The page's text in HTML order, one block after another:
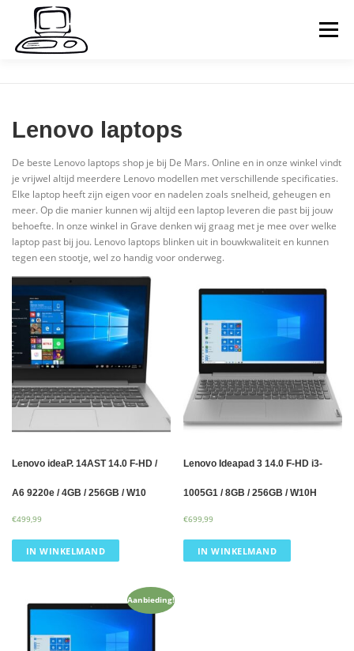
inhoud
springen
Menu
COMPUTERHULP OP AFSTAND WEBSHOP
WINKELMAND
Lenovo laptops
De beste Lenovo laptops shop je bij De Mars. Online en in onze winkel vindt
je vrijwel altijd meerdere Lenovo modellen met verschillende specificaties.
Elke laptop heeft zijn eigen voor en nadelen zoals snelheid, geheugen en
meer. Op die manier kunnen wij altijd een laptop leveren die past bij jouw
behoefte. In onze winkel in Grave denken wij graag met je mee over welke
laptop past bij jou. Lenovo laptops blinken uit in bouwkwaliteit en kunnen
tegen een stootje, wel zo handig voor onderweg.
Lenovo ideaP. 14AST 14.0 F-HD /
A6 9220e / 4GB / 256GB / W10
€499,99
IN WINKELMAND
Lenovo Ideapad 3 14.0 F-HD i3-
1005G1 / 8GB / 256GB / W10H
€699,99
IN WINKELMAND
Aanbieding!